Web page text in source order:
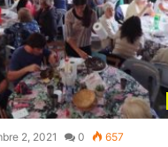
2, 2021 0 657